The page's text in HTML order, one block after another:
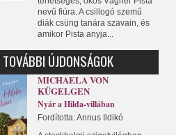
nevű fiúra. A csillogó szemű
diák csüng tanára szavain, és
amikor Pista anyja...
TOVÁBBI ÚJDONSÁGOK
MICHAELA VON
KÜGELGEN
Nyár a Hilda-villában
Fordította: Annus Ildikó